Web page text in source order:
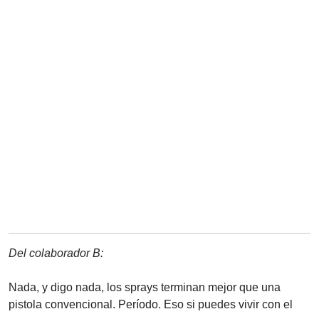
Del colaborador B:
Nada, y digo nada, los sprays terminan mejor que una
pistola convencional. Período. Eso si puedes vivir con el